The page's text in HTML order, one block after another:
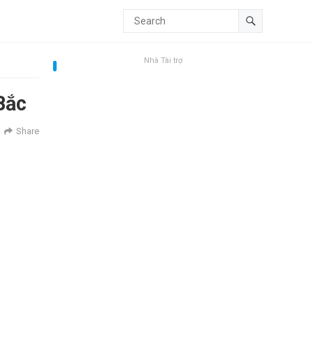
Share
Nhà Tài trợ